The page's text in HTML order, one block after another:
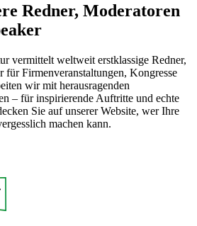
Redner, Moderatoren
vermittelt weltweit erstklassige Redner,
für Firmenveranstaltungen, Kongresse
wir mit herausragenden
– für inspirierende Auftritte und echte
Sie auf unserer Website, wer Ihre
machen kann.